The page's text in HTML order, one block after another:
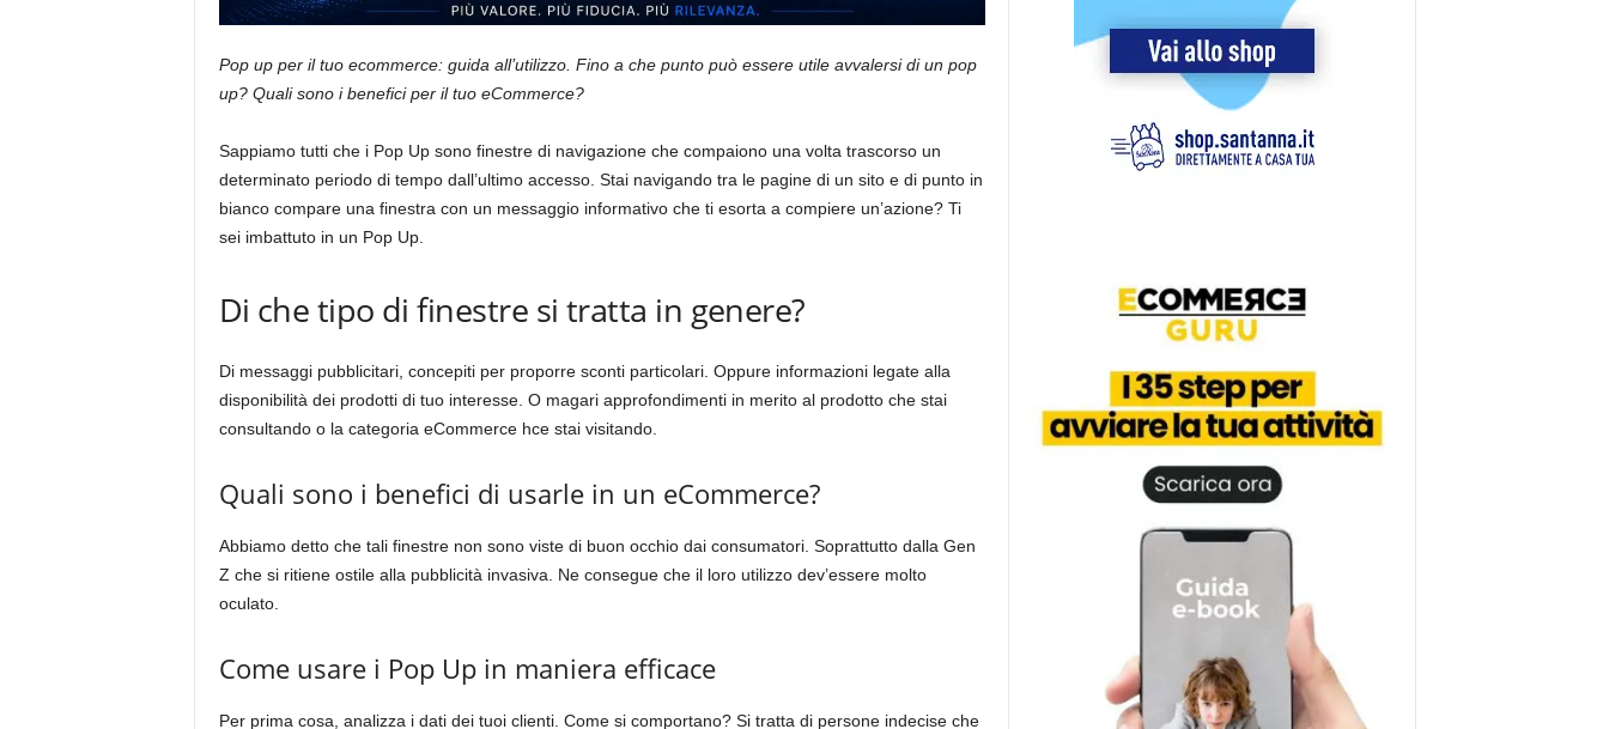
Pop up per il tuo ecommerce: guida all’utilizzo. Fino a che punto può essere utile avvalersi di un pop
up? Quali sono i benefici per il tuo eCommerce?
Sappiamo tutti che i Pop Up sono finestre di navigazione che compaiono una volta trascorso un
determinato periodo di tempo dall’ultimo accesso. Stai navigando tra le pagine di un sito e di punto in
bianco compare una finestra con un messaggio informativo che ti esorta a compiere un’azione? Ti
sei imbattuto in un Pop Up.
Di che tipo di finestre si tratta in genere?
Di messaggi pubblicitari, concepiti per proporre sconti particolari. Oppure informazioni legate alla
disponibilità dei prodotti di tuo interesse. O magari approfondimenti in merito al prodotto che stai
consultando o la categoria eCommerce hce stai visitando.
Quali sono i benefici di usarle in un eCommerce?
Abbiamo detto che tali finestre non sono viste di buon occhio dai consumatori. Soprattutto dalla Gen
Z che si ritiene ostile alla pubblicità invasiva. Ne consegue che il loro utilizzo dev’essere molto
oculato.
Come usare i Pop Up in maniera efficace
Per prima cosa, analizza i dati dei tuoi clienti. Come si comportano? Si tratta di persone indecise che